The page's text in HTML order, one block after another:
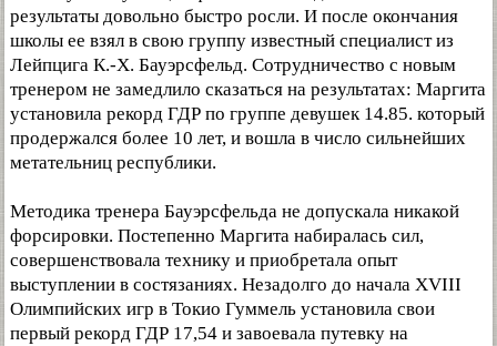
результаты довольно быстро росли. И после окончания
школы ее взял в свою группу известный специалист из
Лейпцига К.-Х. Бауэрсфельд. Сотрудничество с новым
тренером не замедлило сказаться на результатах: Маргита
установила рекорд ГДР по группе девушек 14.85. который
продержался более 10 лет, и вошла в число сильнейших
метательниц республики.
Методика тренера Бауэрсфельда не допускала никакой
форсировки. Постепенно Маргита набиралась сил,
совершенствовала технику и приобретала опыт
выступлении в состязаниях. Незадолго до начала XVIII
Олимпийских игр в Токио Гуммель установила свои
первый рекорд ГДР 17,54 и завоевала путевку на